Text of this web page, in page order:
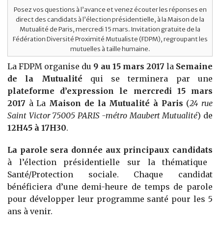
Posez vos questions à l’avance et venez écouter les réponses en
direct des candidats à l’élection présidentielle, à la Maison de la
Mutualité de Paris, mercredi 15 mars. Invitation gratuite de la
Fédération Diversité Proximité Mutualiste (FDPM), regroupant les
mutuelles à taille humaine.
La FDPM organise du 9 au 15 mars 2017 la Semaine
de la Mutualité qui se terminera par une
plateforme d’expression le mercredi 15 mars
2017 à La Maison de la Mutualité à Paris (24 rue
Saint Victor 75005 PARIS -métro Maubert Mutualité) de
12H45 à 17H30.
La parole sera donnée aux principaux candidats
à l’élection présidentielle sur la thématique
Santé/Protection sociale. Chaque candidat
bénéficiera d’une demi-heure de temps de parole
pour développer leur programme santé pour les 5
ans à venir.